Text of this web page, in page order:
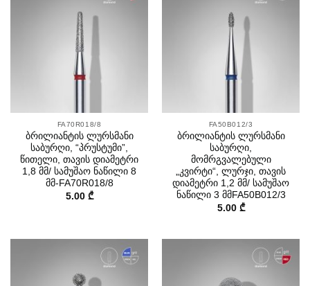
FA70R018/8
ბრილიანტის ლურსმანი
საბურღი, “პრუსტუმი”,
წითელი, თავის დიამეტრი
1,8 მმ/ სამუშაო ნაწილი 8
მმ-FA70R018/8
5.00 ₾
FA50B012/3
ბრილიანტის ლურსმანი
საბურღი,
მომრგვალებული
„კვირტი“, ლურჯი, თავის
დიამეტრი 1,2 მმ/ სამუშაო
ნაწილი 3 მმFA50B012/3
5.00 ₾